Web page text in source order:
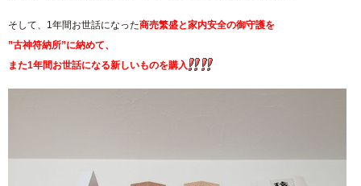
そして、1年間お世話になった商売繁盛と家内安全の御守護を
”古神符納所”に納めて、
また1年間お世話になる新しいものを購入